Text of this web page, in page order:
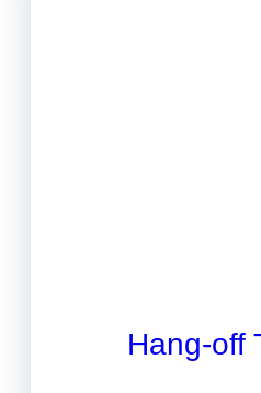
Hang-off